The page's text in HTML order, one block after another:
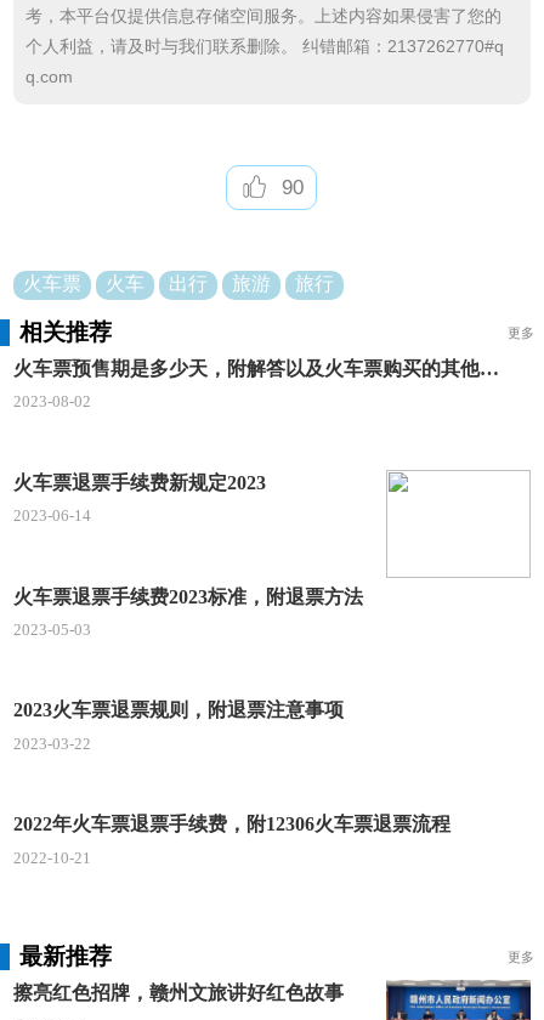
考，本平台仅提供信息存储空间服务。上述内容如果侵害了您的
个人利益，请及时与我们联系删除。 纠错邮箱：2137262770#q
q.com
90
火车票 火车 出行 旅游 旅行
相关推荐 更多
火车票预售期是多少天，附解答以及火车票购买的其他问题
2023-08-02
火车票退票手续费新规定2023
2023-06-14
火车票退票手续费2023标准，附退票方法
2023-05-03
2023火车票退票规则，附退票注意事项
2023-03-22
2022年火车票退票手续费，附12306火车票退票流程
2022-10-21
最新推荐 更多
擦亮红色招牌，赣州文旅讲好红色故事